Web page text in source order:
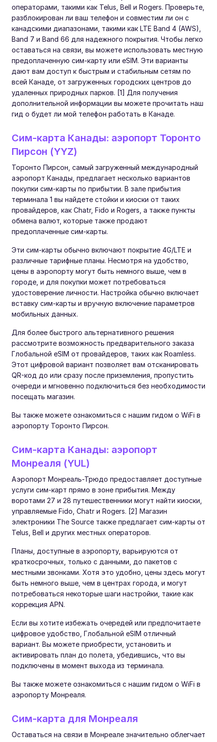
операторами, такими как Telus, Bell и Rogers. Проверьте,
разблокирован ли ваш телефон и совместим ли он с
канадскими диапазонами, такими как LTE Band 4 (AWS),
Band 7 и Band 66 для надежного покрытия. Чтобы легко
оставаться на связи, вы можете использовать местную
предоплаченную сим-карту или eSIM. Эти варианты
дают вам доступ к быстрым и стабильным сетям по
всей Канаде, от загруженных городских центров до
удаленных природных парков. [1] Для получения
дополнительной информации вы можете прочитать наш
гид о будет ли мой телефон работать в Канаде.
Сим-карта Канады: аэропорт Торонто
Пирсон (YYZ)
Торонто Пирсон, самый загруженный международный
аэропорт Канады, предлагает несколько вариантов
покупки сим-карты по прибытии. В зале прибытия
терминала 1 вы найдете стойки и киоски от таких
провайдеров, как Chatr, Fido и Rogers, а также пункты
обмена валют, которые также продают
предоплаченные сим-карты.
Эти сим-карты обычно включают покрытие 4G/LTE и
различные тарифные планы. Несмотря на удобство,
цены в аэропорту могут быть немного выше, чем в
городе, и для покупки может потребоваться
удостоверение личности. Настройка обычно включает
вставку сим-карты и вручную включение параметров
мобильных данных.
Для более быстрого альтернативного решения
рассмотрите возможность предварительного заказа
Глобальной eSIM от провайдеров, таких как Roamless.
Этот цифровой вариант позволяет вам отсканировать
QR-код до или сразу после приземления, пропустить
очереди и мгновенно подключиться без необходимости
посещать магазин.
Вы также можете ознакомиться с нашим гидом о WiFi в
аэропорту Торонто Пирсон.
Сим-карта Канады: аэропорт
Монреаля (YUL)
Аэропорт Монреаль-Трюдо предоставляет доступные
услуги сим-карт прямо в зоне прибытия. Между
воротами 27 и 28 путешественники могут найти киоски,
управляемые Fido, Chatr и Rogers. [2] Магазин
электроники The Source также предлагает сим-карты от
Telus, Bell и других местных операторов.
Планы, доступные в аэропорту, варьируются от
краткосрочных, только с данными, до пакетов с
местными звонками. Хотя это удобно, цены здесь могут
быть немного выше, чем в центрах города, и могут
потребоваться некоторые шаги настройки, такие как
коррекция APN.
Если вы хотите избежать очередей или предпочитаете
цифровое удобство, Глобальной eSIM отличный
вариант. Вы можете приобрести, установить и
активировать план до полета, убедившись, что вы
подключены в момент выхода из терминала.
Вы также можете ознакомиться с нашим гидом о WiFi в
аэропорту Монреаля.
Сим-карта для Монреаля
Оставаться на связи в Монреале значительно облегчает